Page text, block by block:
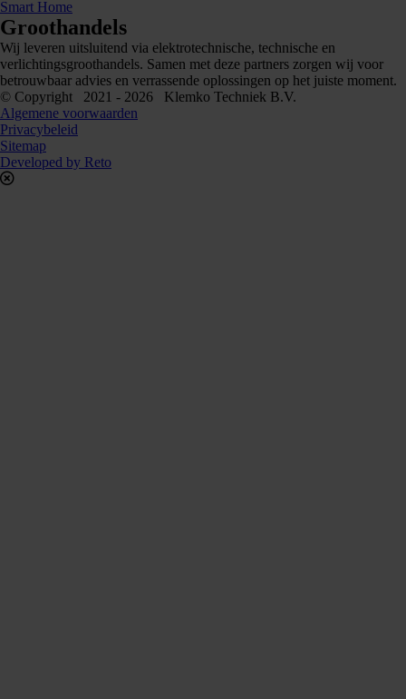
Smart Home
Groothandels
Wij leveren uitsluitend via elektrotechnische, technische en
verlichtingsgroothandels. Samen met deze partners zorgen wij voor
betrouwbaar advies en verrassende oplossingen op het juiste moment.
© Copyright 2021 - 2026 Klemko Techniek B.V.
Algemene voorwaarden
Privacybeleid
Sitemap
Developed by Reto